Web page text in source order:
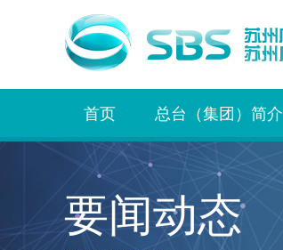
首页 总台（集团）简介
要闻动态